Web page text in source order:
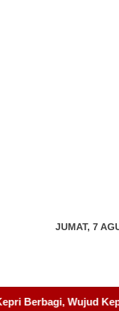
JUMAT, 7
Pondok Tahfidz